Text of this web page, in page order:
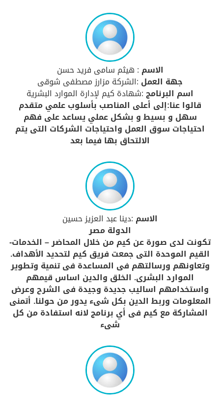
الاسم : هيثم سامى فريد حسن
جهة العمل :الشركة مزارز مصطفى شوقى
اسم البرنامج:شهادة كيم لإدارة الموارد البشرية
قالوا عنا:إلى أعلى المناصب بأسلوب علمي متقدم
سهل و بسيط و بشكل عملي يساعد على فهم
احتياجات سوق العمل واحتياجات الشركات التى يتم
الالتحاق بها فيما بعد
الاسم :دينا عبد العزيز حسين
الدولة مصر
تكونت لدى صورة عن كيم من خلال المحاضر – الخدمات-
القيم الموحدة التى جمعت فريق كيم لتحديد الأهداف.
وتعاونهم ورسالتهم فى المساعدة فى تنمية وتطوير
الموارد البشرى. الخلق والدين اساس قيمهم
واستخدامهم اساليب جديدة وجيدة فى الشرح وعرض
المعلومات وربط الدين بكل شىء يدور من حولنا. أتمنى
المشاركة مع كيم فى أي برنامج لانه استفادة من كل
شىء